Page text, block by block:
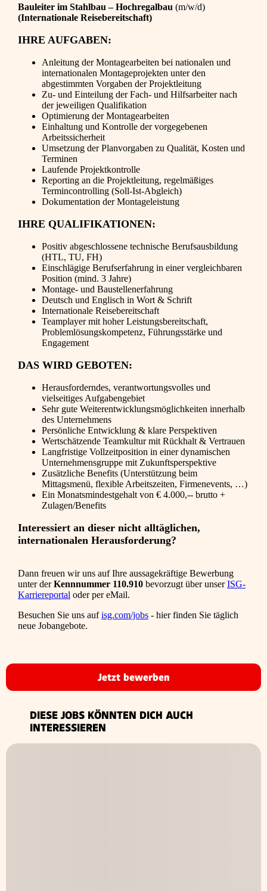
Bauleiter im Stahlbau – Hochregalbau (m/w/d)
(Internationale Reisebereitschaft)
IHRE AUFGABEN:
Anleitung der Montagearbeiten bei nationalen und
internationalen Montageprojekten unter den
abgestimmten Vorgaben der Projektleitung
Zu- und Einteilung der Fach- und Hilfsarbeiter nach
der jeweiligen Qualifikation
Optimierung der Montagearbeiten
Einhaltung und Kontrolle der vorgegebenen
Arbeitssicherheit
Umsetzung der Planvorgaben zu Qualität, Kosten und
Terminen
Laufende Projektkontrolle
Reporting an die Projektleitung, regelmäßiges
Termincontrolling (Soll-Ist-Abgleich)
Dokumentation der Montageleistung
IHRE QUALIFIKATIONEN:
Positiv abgeschlossene technische Berufsausbildung
(HTL, TU, FH)
Einschlägige Berufserfahrung in einer vergleichbaren
Position (mind. 3 Jahre)
Montage- und Baustellenerfahrung
Deutsch und Englisch in Wort & Schrift
Internationale Reisebereitschaft
Teamplayer mit hoher Leistungsbereitschaft,
Problemlösungskompetenz, Führungsstärke und
Engagement
DAS WIRD GEBOTEN:
Herausforderndes, verantwortungsvolles und
vielseitiges Aufgabengebiet
Sehr gute Weiterentwicklungsmöglichkeiten innerhalb
des Unternehmens
Persönliche Entwicklung & klare Perspektiven
Wertschätzende Teamkultur mit Rückhalt & Vertrauen
Langfristige Vollzeitposition in einer dynamischen
Unternehmensgruppe mit Zukunftsperspektive
Zusätzliche Benefits (Unterstützung beim
Mittagsmenü, flexible Arbeitszeiten, Firmenevents, …)
Ein Monatsmindestgehalt von € 4.000,-- brutto +
Zulagen/Benefits
Interessiert an dieser nicht alltäglichen,
internationalen Herausforderung?
Dann freuen wir uns auf Ihre aussagekräftige Bewerbung
unter derKennnummer 110.910 bevorzugt über unserISG-
Karriereportal oder per eMail.
Besuchen Sie uns aufisg.com/jobs - hier finden Sie täglich
neue Jobangebote.
Jetzt bewerben
DIESE JOBS KÖNNTEN DICH AUCH
INTERESSIEREN